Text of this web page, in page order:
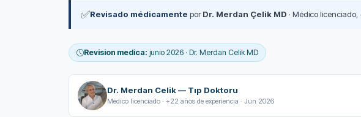
✅Revisado médicamente porDr. Merdan Çelik MD · Médico
Revision medica: junio 2026 · Dr. Merdan Celik MD
Dr. Merdan Celik — Tıp Doktoru
Médico licenciado · +22 años de experiencia · Jun 2026